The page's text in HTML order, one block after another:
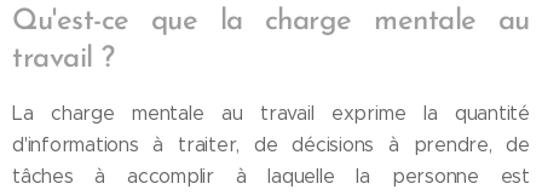
Qu'est-ce que la charge mentale au
travail ?
La charge mentale au travail exprime la quantité
d'informations à traiter, de décisions à prendre, de
tâches à accomplir à laquelle la personne est